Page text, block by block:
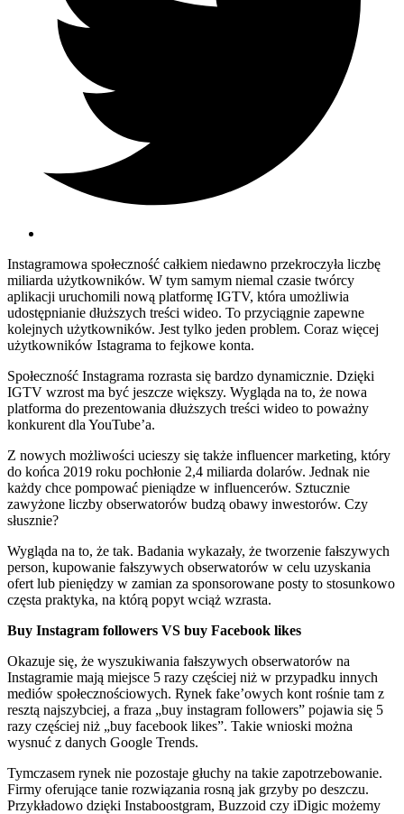
Instagramowa społeczność całkiem niedawno przekroczyła liczbę
miliarda użytkowników. W tym samym niemal czasie twórcy
aplikacji uruchomili nową platformę IGTV, która umożliwia
udostępnianie dłuższych treści wideo. To przyciągnie zapewne
kolejnych użytkowników. Jest tylko jeden problem. Coraz więcej
użytkowników Istagrama to fejkowe konta.
Społeczność Instagrama rozrasta się bardzo dynamicznie. Dzięki
IGTV wzrost ma być jeszcze większy. Wygląda na to, że nowa
platforma do prezentowania dłuższych treści wideo to poważny
konkurent dla YouTube’a.
Z nowych możliwości ucieszy się także influencer marketing, który
do końca 2019 roku pochłonie 2,4 miliarda dolarów. Jednak nie
każdy chce pompować pieniądze w influencerów. Sztucznie
zawyżone liczby obserwatorów budzą obawy inwestorów. Czy
słusznie?
Wygląda na to, że tak. Badania wykazały, że tworzenie fałszywych
person, kupowanie fałszywych obserwatorów w celu uzyskania
ofert lub pieniędzy w zamian za sponsorowane posty to stosunkowo
częsta praktyka, na którą popyt wciąż wzrasta.
Buy Instagram followers VS buy Facebook likes
Okazuje się, że wyszukiwania fałszywych obserwatorów na
Instagramie mają miejsce 5 razy częściej niż w przypadku innych
mediów społecznościowych. Rynek fake’owych kont rośnie tam z
resztą najszybciej, a fraza „buy instagram followers” pojawia się 5
razy częściej niż „buy facebook likes”. Takie wnioski można
wysnuć z danych Google Trends.
Tymczasem rynek nie pozostaje głuchy na takie zapotrzebowanie.
Firmy oferujące tanie rozwiązania rosną jak grzyby po deszczu.
Przykładowo dzięki Instaboostgram, Buzzoid czy iDigic możemy